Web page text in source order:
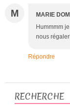
M MARIE
Hummmm
nous
Répondre
RECHERCHE